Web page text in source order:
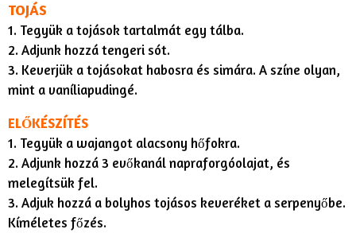
TOJÁS
1. Tegyük a tojások tartalmát egy tálba.
2. Adjunk hozzá tengeri sót.
3. Keverjük a tojásokat habosra és simára. A színe olyan,
mint a vaníliapudingé.
ELŐKÉSZÍTÉS
1. Tegyük a wajangot alacsony hőfokra.
2. Adjunk hozzá 3 evőkanál napraforgóolajat, és
melegítsük fel.
3. Adjuk hozzá a bolyhos tojásos keveréket a serpenyőbe.
Kíméletes főzés.